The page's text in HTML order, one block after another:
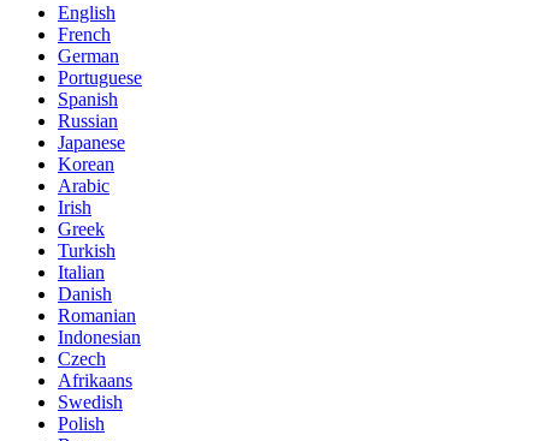
English
French
German
Portuguese
Spanish
Russian
Japanese
Korean
Arabic
Irish
Greek
Turkish
Italian
Danish
Romanian
Indonesian
Czech
Afrikaans
Swedish
Polish